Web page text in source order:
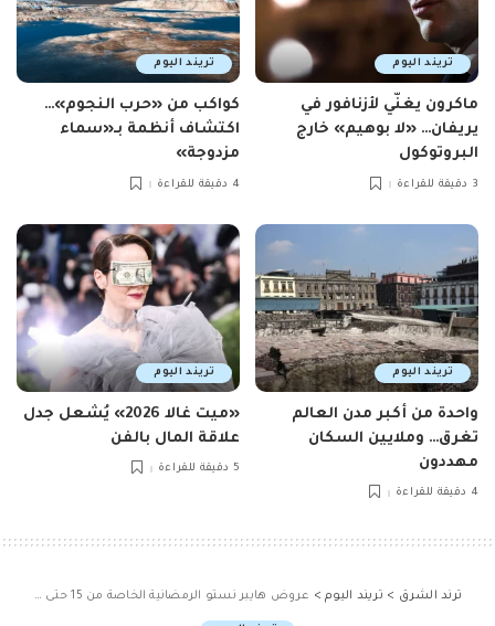
تريند اليوم
ماكرون يغنّي لأزنافور في
يريفان… «لا بوهيم» خارج
البروتوكول
3 دقيقة للقراءة
تريند اليوم
كواكب من «حرب النجوم»…
اكتشاف أنظمة بـ«سماء
مزدوجة»
4 دقيقة للقراءة
تريند اليوم
واحدة من أكبر مدن العالم
تغرق… وملايين السكان
مهددون
4 دقيقة للقراءة
تريند اليوم
«ميت غالا 2026» يُشعل جدل
علاقة المال بالفن
5 دقيقة للقراءة
ترند الشرق > تريند اليوم> عروض هايبر نستو الرمضانية الخاصة من 15 حتى 20 يناير 2026